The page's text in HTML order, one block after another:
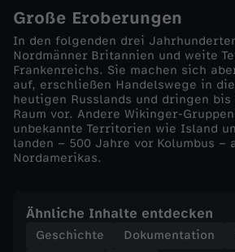
E
i
n
z
l
Große Eroberungen
In den folgenden drei
Nordmänner Britannien und weite
Frankenreichs. Sie machen sich
auf, erschließen Handelswege in
heutigen Russlands und dringen
Raum vor. Andere Wikinger-
unbekannte Territorien wie Island
landen – 500 Jahre vor Kolumbus –
Nordamerikas.
Ähnliche Inhalte entdecken
Geschichte Dokumentation